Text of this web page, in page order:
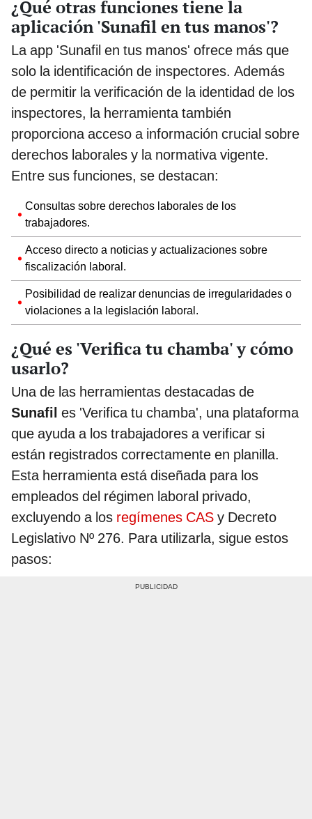
¿Qué otras funciones tiene la
aplicación 'Sunafil en tus manos'?
La app 'Sunafil en tus manos' ofrece más que
solo la identificación de inspectores. Además
de permitir la verificación de la identidad de los
inspectores, la herramienta también
proporciona acceso a información crucial sobre
derechos laborales y la normativa vigente.
Entre sus funciones, se destacan:
Consultas sobre derechos laborales de los
trabajadores.
Acceso directo a noticias y actualizaciones sobre
fiscalización laboral.
Posibilidad de realizar denuncias de irregularidades o
violaciones a la legislación laboral.
¿Qué es 'Verifica tu chamba' y cómo
usarlo?
Una de las herramientas destacadas de
Sunafil es 'Verifica tu chamba', una plataforma
que ayuda a los trabajadores a verificar si
están registrados correctamente en planilla.
Esta herramienta está diseñada para los
empleados del régimen laboral privado,
excluyendo a los regímenes CAS y Decreto
Legislativo Nº 276. Para utilizarla, sigue estos
pasos: